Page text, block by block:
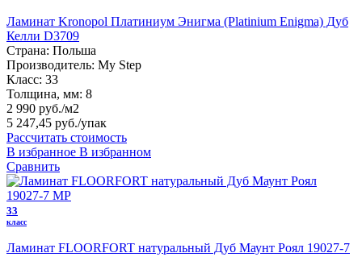
Ламинат Kronopol Платиниум Энигма (Platinium Enigma) Дуб
Келли D3709
Страна: Польша
Производитель: My Step
Класс: 33
Толщина, мм: 8
2 990 руб./м2
5 247,45 руб./упак
Рассчитать стоимость
В избранное В избранном
Сравнить
33
класс
Ламинат FLOORFORT натуральный Дуб Маунт Роял 19027-7